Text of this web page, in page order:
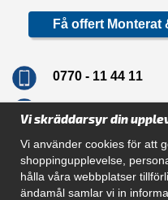
Få offert Monterat
0770 - 11 44 11
Navigation
Vi skräddarsyr din
Vi använder cookies för att
shoppingupplevelse,
hålla våra webbplatser
ändamål samlar vi in